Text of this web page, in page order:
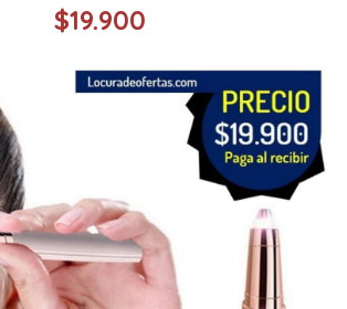
$19.900